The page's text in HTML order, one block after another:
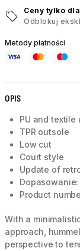
Ceny tylko
Odblokuj
Metody płatności
OPIS
PU and textile
TPR outsole
Low cut
Court style
Update of
Product
With a
approach,
perspective to